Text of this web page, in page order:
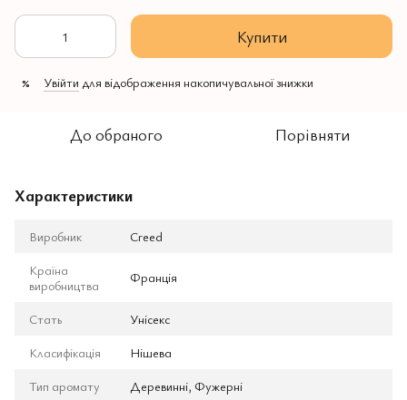
Купити
% Увійти для відображення накопичувальної знижки
До обраного Порівняти
Характеристики
Виробник
Creed
Країна
виробництва
Франція
Стать
Унісекс
Класифікація
Нішева
Тип аромату
Деревинні, Фужерні